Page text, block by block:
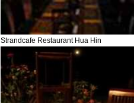
Strandcafe Restaurant Hua Hin